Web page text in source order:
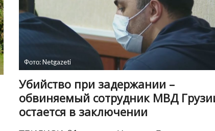
Фото: Netgazeti
Убийство при задержании –
обвиняемый сотрудник МВД
остается в заключении